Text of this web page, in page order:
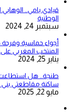
قيادي بامي..
الوطنية
سبتمبر 24, 2024
المنتخب المغربي
يناير 25, 2024
ساكنة مقاطعتي
مايو 22, 2025